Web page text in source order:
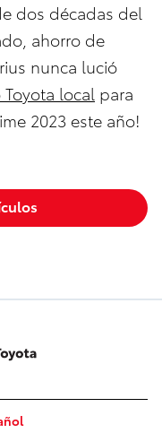
dos décadas del
ahorro de
nunca lució
local para
2023 este año!